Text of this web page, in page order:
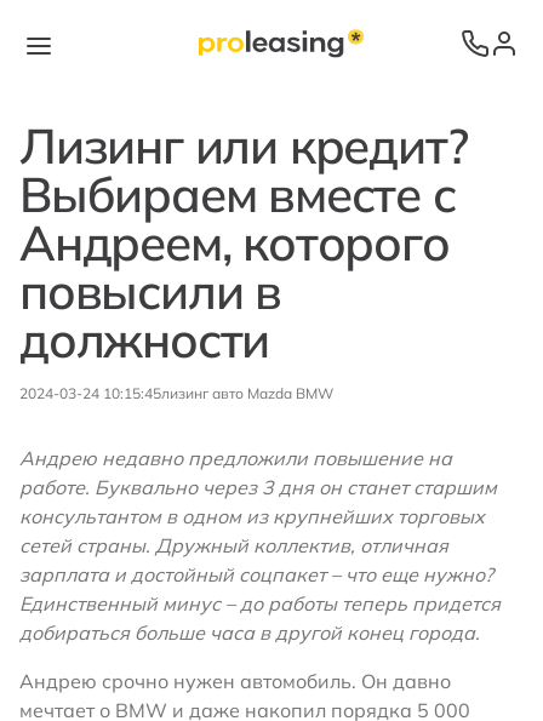
Лизинг или кредит?
Выбираем вместе с
Андреем, которого
повысили в
должности
2024-03-24 10:15:45лизинг авто Mazda BMW
Андрею недавно предложили повышение на
работе. Буквально через 3 дня он станет старшим
консультантом в одном из крупнейших торговых
сетей страны. Дружный коллектив, отличная
зарплата и достойный соцпакет – что еще нужно?
Единственный минус – до работы теперь придется
добираться больше часа в другой конец города.
Андрею срочно нужен автомобиль. Он давно
мечтает о BMW и даже накопил порядка 5 000